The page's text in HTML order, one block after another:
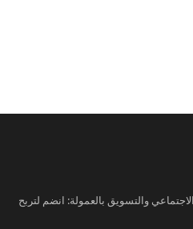
والتسويق بالعمولة: انضم لتربح